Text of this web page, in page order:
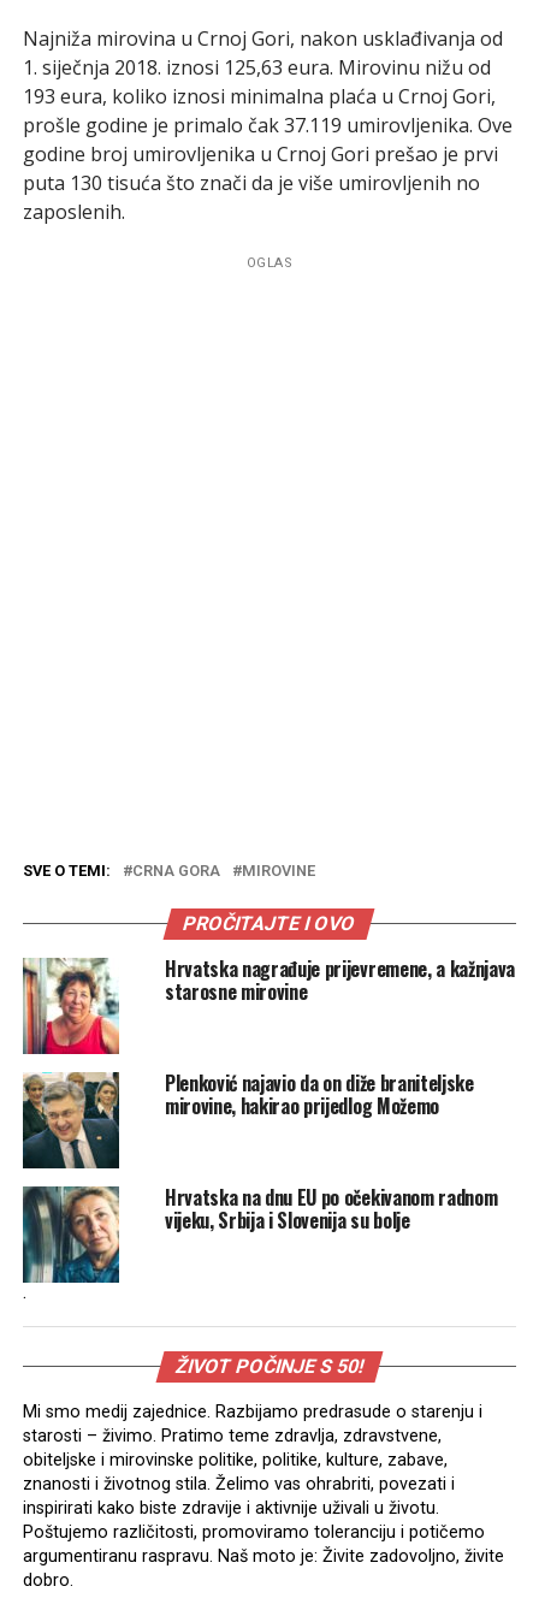
Najniža mirovina u Crnoj Gori, nakon usklađivanja od
1. siječnja 2018. iznosi 125,63 eura. Mirovinu nižu od
193 eura, koliko iznosi minimalna plaća u Crnoj Gori,
prošle godine je primalo čak 37.119 umirovljenika. Ove
godine broj umirovljenika u Crnoj Gori prešao je prvi
puta 130 tisuća što znači da je više umirovljenih no
zaposlenih.
OGLAS
SVE O TEMI: CRNA GORA MIROVINE
PROČITAJTE I OVO
Hrvatska nagrađuje prijevremene, a kažnjava
starosne mirovine
Plenković najavio da on diže braniteljske
mirovine, hakirao prijedlog Možemo
Hrvatska na dnu EU po očekivanom radnom
vijeku, Srbija i Slovenija su bolje
.
ŽIVOT POČINJE S 50!
Mi smo medij zajednice. Razbijamo predrasude o starenju i
starosti – živimo. Pratimo teme zdravlja, zdravstvene,
obiteljske i mirovinske politike, politike, kulture, zabave,
znanosti i životnog stila. Želimo vas ohrabriti, povezati i
inspirirati kako biste zdravije i aktivnije uživali u životu.
Poštujemo različitosti, promoviramo toleranciju i potičemo
argumentiranu raspravu. Naš moto je: Živite zadovoljno, živite
dobro.